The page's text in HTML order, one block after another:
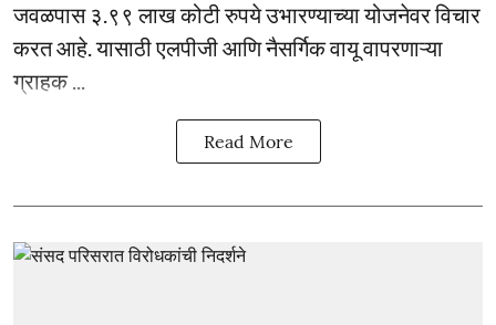
जवळपास ३.९९ लाख कोटी रुपये उभारण्याच्या योजनेवर विचार
करत आहे. यासाठी एलपीजी आणि नैसर्गिक वायू वापरणाऱ्या
ग्राहक ...
Read More